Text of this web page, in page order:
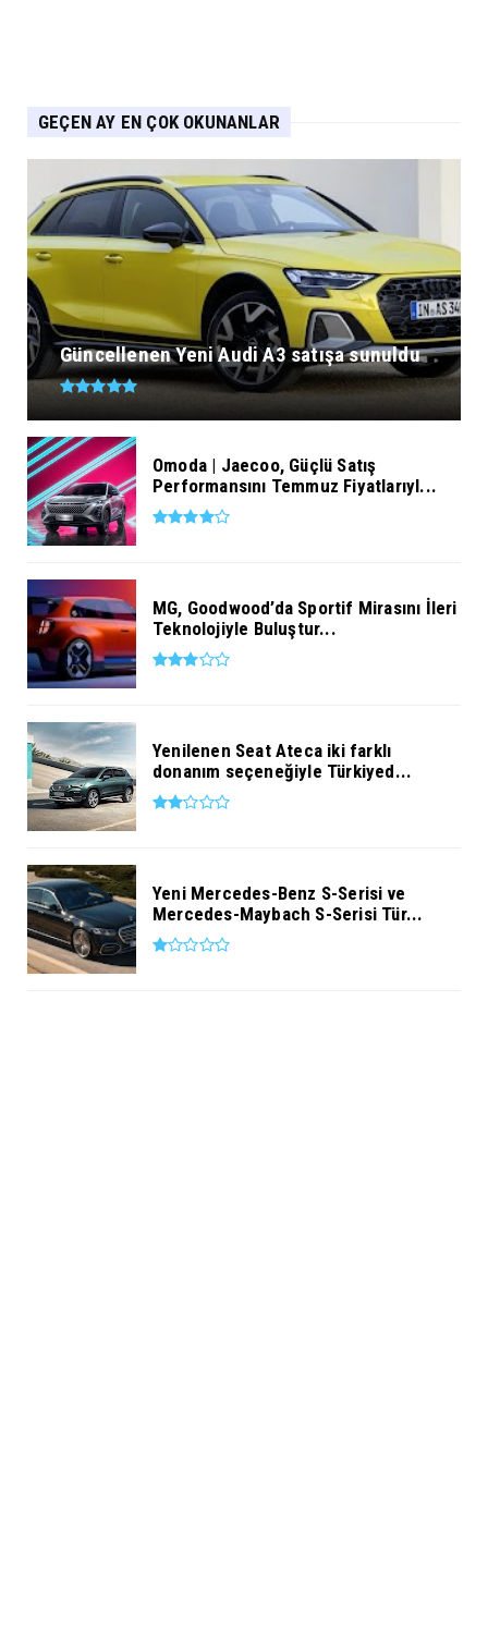
GEÇEN AY EN ÇOK OKUNANLAR
Güncellenen Yeni Audi A3 satışa sunuldu
Omoda | Jaecoo, Güçlü Satış
Performansını Temmuz Fiyatlarıyl...
MG, Goodwood’da Sportif Mirasını İleri
Teknolojiyle Buluştur...
Yenilenen Seat Ateca iki farklı
donanım seçeneğiyle Türkiyed...
Yeni Mercedes-Benz S-Serisi ve
Mercedes-Maybach S-Serisi Tür...